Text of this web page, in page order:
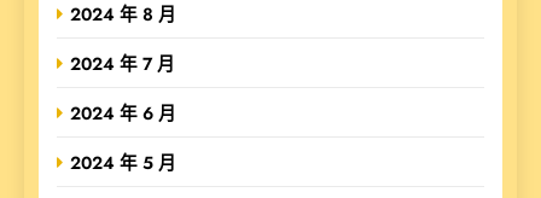
2024 年 8 月
2024 年 7 月
2024 年 6 月
2024 年 5 月